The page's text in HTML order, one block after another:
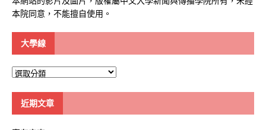
本院同意，不能擅自使用。
大學線
大
近期文章